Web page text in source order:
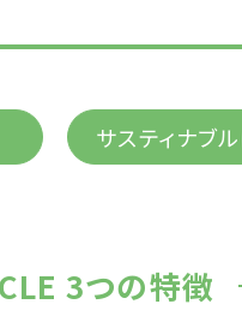
サスティナブ
3つの特徴